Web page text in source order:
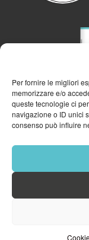
Per fornire le migliori
memorizzare e/o
queste tecnologie ci
navigazione o ID unici
consenso può influire
GFA